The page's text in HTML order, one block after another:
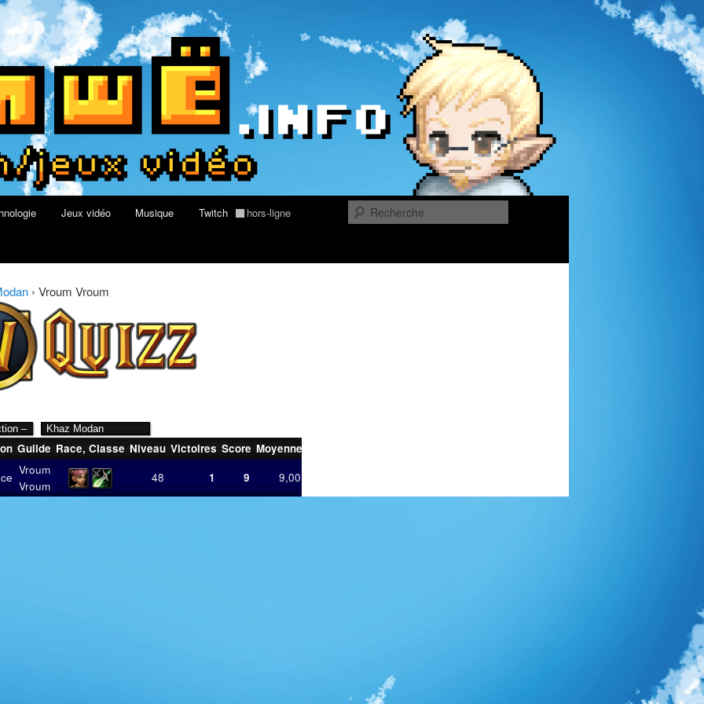
geek, tech et jeux vidéo
au Quizz World of Warcraft
Jeux vidéo Musique Twitch hors-ligne
› Vroum Vroum
Guilde Race, Classe Niveau Victoires Score Moyenne
Vroum
Vroum
48 1 9 9,00